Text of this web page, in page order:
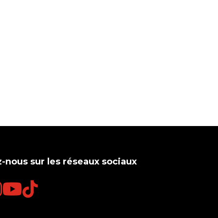
nous sur les réseaux sociaux